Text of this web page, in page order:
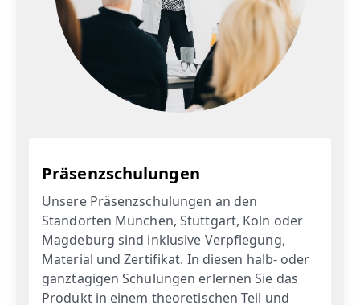
Präsenzschulungen
Unsere Präsenzschulungen an den
Standorten München, Stuttgart, Köln oder
Magdeburg sind inklusive Verpflegung,
Material und Zertifikat. In diesen halb- oder
ganztägigen Schulungen erlernen Sie das
Produkt in einem theoretischen Teil und